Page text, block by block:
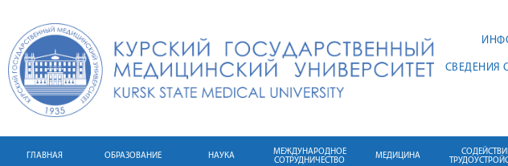
СВЕДЕНИЯ
ГЛАВНАЯ ОБРАЗОВАНИЕ НАУКА
МЕЖДУНАРОДНОЕ
СОТРУДНИЧЕСТВО
МЕДИЦИНА